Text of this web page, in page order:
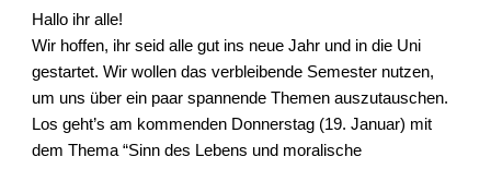
Hallo ihr alle!
Wir hoffen, ihr seid alle gut ins neue Jahr und in die Uni
gestartet. Wir wollen das verbleibende Semester nutzen,
um uns über ein paar spannende Themen auszutauschen.
Los geht’s am kommenden Donnerstag (19. Januar) mit
dem Thema “Sinn des Lebens und moralische